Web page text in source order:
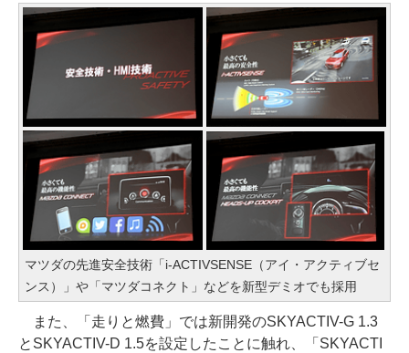
マツダの先進安全技術「i-ACTIVSENSE（アイ・アクティブセ
ンス）」や「マツダコネクト」などを新型デミオでも採用
また、「走りと燃費」では新開発のSKYACTIV-G 1.3
とSKYACTIV-D 1.5を設定したことに触れ、「SKYACTI